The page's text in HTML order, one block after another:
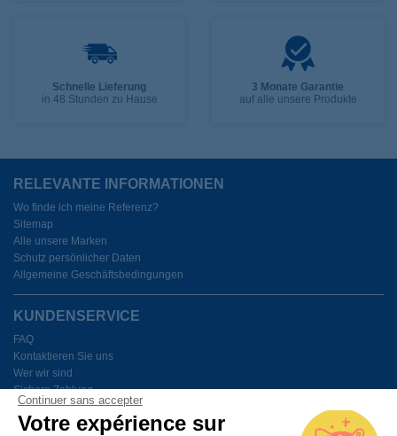
Continuer sans accepter
Votre expérience sur
Schnelle Lieferung
in 48 Stunden zu Hause
3 Monate Garantie
auf alle unsere Produkte
RELEVANTE INFORMATIONEN
Wo finde ich meine Referenz?
Sitemap
Alle unsere Marken
Schutz persönlicher Daten
Allgemeine Geschäftsbedingungen
KUNDENSERVICE
FAQ
Kontaktieren Sie uns
Wer wir sind
Sichere Zahlung
Meine Cookies verwalten